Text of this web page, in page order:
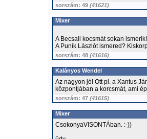
sorszám: 49 (41621)
Mixer
A Becsali kocsmát sokan
A Punik Lászlót ismered?
sorszám: 48 (41616)
Kalányos Wendel
Az nagyon jó! Ott pl. a Xantus
központjában a korcsmát, ami
sorszám: 47 (41615)
Mixer
CsokonyaVISONTÁban. :-))